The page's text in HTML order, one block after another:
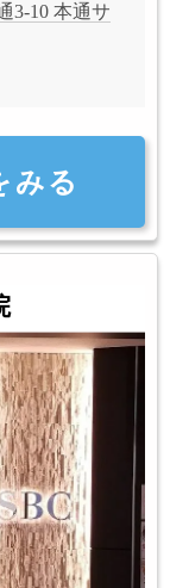
3-10 本通サ
みる